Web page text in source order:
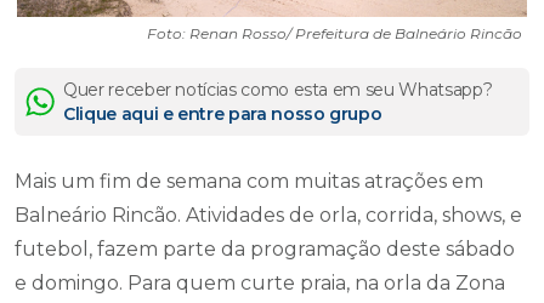
Foto: Renan Rosso/ Prefeitura de Balneário Rincão
Quer receber notícias como esta em seu Whatsapp?
Clique aqui e entre para nosso grupo
Mais um fim de semana com muitas atrações em
Balneário Rincão. Atividades de orla, corrida, shows, e
futebol, fazem parte da programação deste sábado
e domingo. Para quem curte praia, na orla da Zona